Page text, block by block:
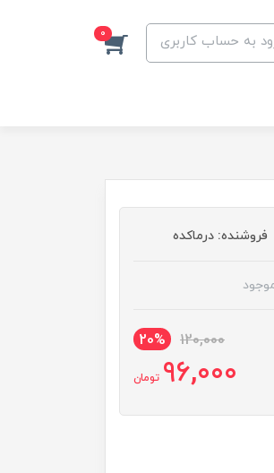
به حساب کاربری 0
فروشنده: درماکده
120,000
20%
96,000 تومان